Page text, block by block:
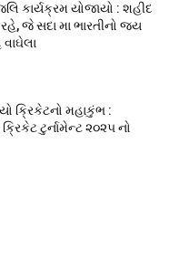
કાર્યક્રમ યોજાયો : શહીદ
જે સદા મા ભારતીનો જય
ક્રિકેટનો મહાકુંભ :
ટુર્નામેન્ટ ૨૦૨૫ નો